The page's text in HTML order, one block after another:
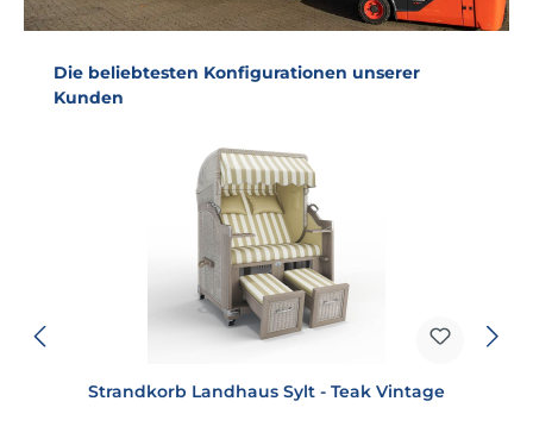
Produktgalerie überspringen
Die beliebtesten Konfigurationen unserer
Kunden
Strandkorb Landhaus Sylt - Teak Vintage